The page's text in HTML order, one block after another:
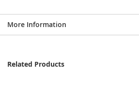
More Information
Related Products